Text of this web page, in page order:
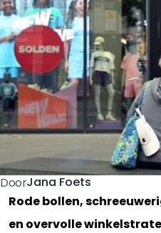
DoorJana Foets
Rode bollen,
en overvolle